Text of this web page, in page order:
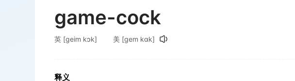
game-cock
英 [ɡeim kɔk] 美 [ɡem kɑk]
释义